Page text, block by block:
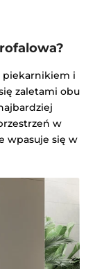
piekarnikiem i
zaletami obu
w
wpasuje się w